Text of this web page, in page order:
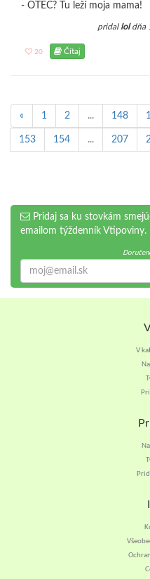
- OTEC? Tu leží moja mama!
pridal loldňa
20 Čítaj
« 1 2 ... 148
153 154 ... 207
Pridaj sa ku stovkám
emailom týždenník Vtipoviny.
V